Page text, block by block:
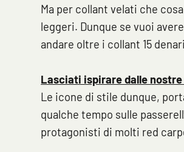
Ma per collant velati che
leggeri. Dunque se vuoi
andare oltre i collant 15
Lasciati ispirare dalle
Le icone di stile dunque,
qualche tempo sulle
protagonisti di molti red